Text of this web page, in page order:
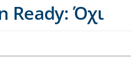
Ready: Όχι